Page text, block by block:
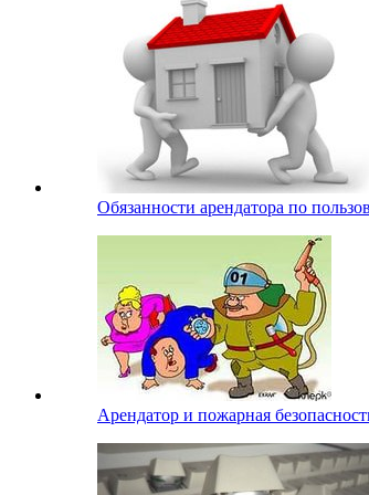
Обязанности арендатора по
Арендатор и пожарная